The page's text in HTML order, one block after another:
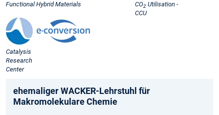
Functional Hybrid Materials
CO2 Utilisation -
CCU
Catalysis
Research
Center
ehemaliger WACKER-Lehrstuhl für
Makromolekulare Chemie